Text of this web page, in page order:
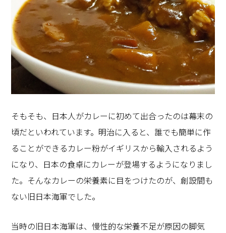
そもそも、日本人がカレーに初めて出合ったのは幕末の
頃だといわれています。明治に入ると、誰でも簡単に作
ることができるカレー粉がイギリスから輸入されるよう
になり、日本の食卓にカレーが登場するようになりまし
た。そんなカレーの栄養素に目をつけたのが、創設間も
ない旧日本海軍でした。
当時の旧日本海軍は、慢性的な栄養不足が原因の脚気